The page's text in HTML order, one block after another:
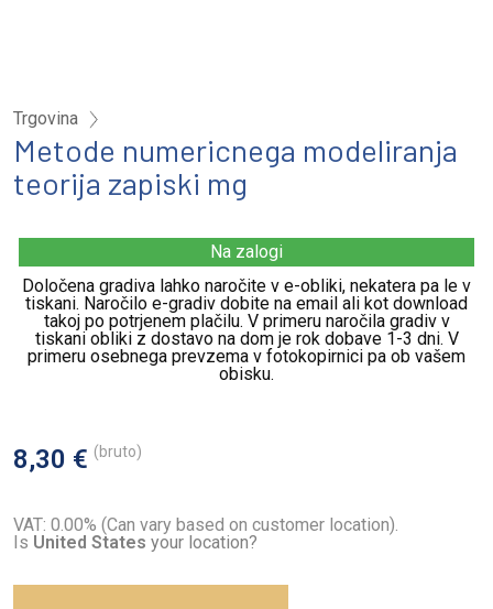
Trgovina
Metode numericnega modeliranja
teorija zapiski mg
Na zalogi
Določena gradiva lahko naročite v e-obliki, nekatera pa le v
tiskani. Naročilo e-gradiv dobite na email ali kot download
takoj po potrjenem plačilu. V primeru naročila gradiv v
tiskani obliki z dostavo na dom je rok dobave 1-3 dni. V
primeru osebnega prevzema v fotokopirnici pa ob vašem
obisku.
8,30 € (bruto)
VAT: 0.00% (Can vary based on customer location).
Is United States your location?